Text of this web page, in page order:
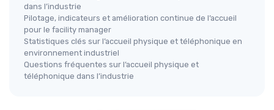
dans l’industrie
Pilotage, indicateurs et amélioration continue de l’accueil
pour le facility manager
Statistiques clés sur l’accueil physique et téléphonique en
environnement industriel
Questions fréquentes sur l’accueil physique et
téléphonique dans l’industrie